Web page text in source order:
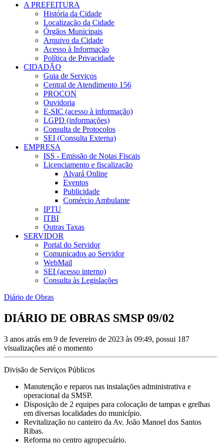
A PREFEITURA
História da Cidade
Localização da Cidade
Órgãos Municipais
Arquivo da Cidade
Acesso à Informação
Política de Privacidade
CIDADÃO
Guia de Serviços
Central de Atendimento 156
PROCON
Ouvidoria
E-SIC (acesso à informação)
LGPD (informações)
Consulta de Protocolos
SEI (Consulta Externa)
EMPRESA
ISS - Emissão de Notas Fiscais
Licenciamento e fiscalização
Alvará Online
Eventos
Publicidade
Comércio Ambulante
IPTU
ITBI
Outras Taxas
SERVIDOR
Portal do Servidor
Comunicados ao Servidor
WebMail
SEI (acesso interno)
Consulta às Legislações
Diário de Obras
DIÁRIO DE OBRAS SMSP 09/02
3 anos atrás em 9 de fevereiro de 2023 às 09:49, possui 187
visualizações até o momento
Divisão de Serviços Públicos
Manutenção e reparos nas instalações administrativa e
operacional da SMSP.
Disposição de 2 equipes para colocação de tampas e grelhas
em diversas localidades do município.
Revitalização no canteiro da Av. João Manoel dos Santos
Ribas.
Reforma no centro agropecuário.